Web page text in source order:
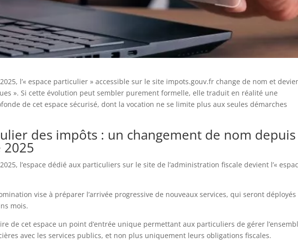
l’« espace particulier » accessible sur le site impots.gouv.fr change de nom et
». Si cette évolution peut sembler purement formelle, elle traduit en réalité une
de cet espace sécurisé, dont la vocation ne se limite plus aux seules démarches
des impôts : un changement de nom
2025
l’espace dédié aux particuliers sur le site de l’administration fiscale devient l’«
vise à préparer l’arrivée progressive de nouveaux services, qui seront
mois.
de cet espace un point d’entrée unique permettant aux particuliers de gérer
avec les services publics, et non plus uniquement leurs obligations fiscales.